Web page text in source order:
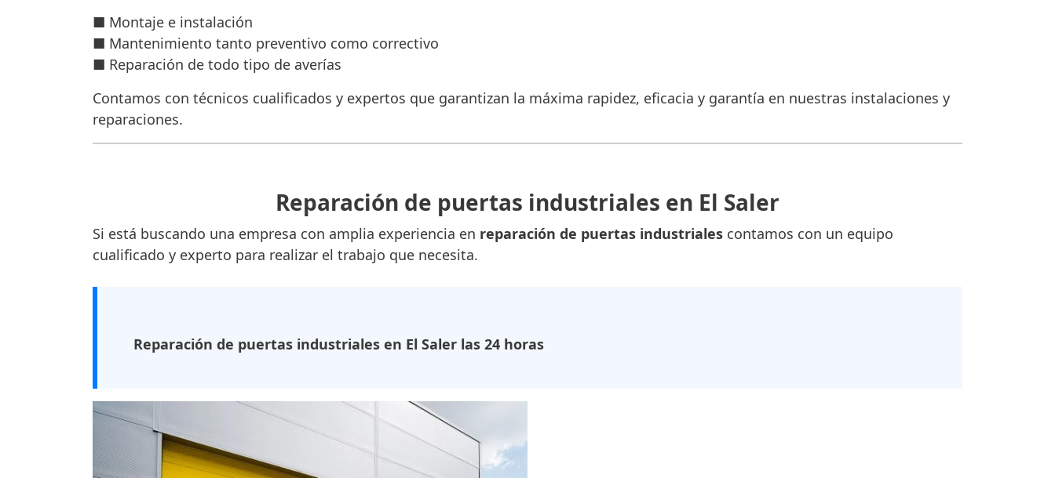
■ Montaje e instalación
■ Mantenimiento tanto preventivo como correctivo
■ Reparación de todo tipo de averías
Contamos con técnicos cualificados y expertos que garantizan la máxima rapidez, eficacia y garantía en nuestras instalaciones y
reparaciones.
Reparación de puertas industriales en El Saler
Si está buscando una empresa con amplia experiencia en reparación de puertas industriales contamos con un equipo
cualificado y experto para realizar el trabajo que necesita.
Reparación de puertas industriales en El Saler las 24 horas